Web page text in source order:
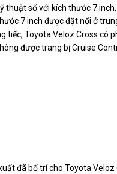
thuật số với kích thước 7
7 inch được đặt nổi ở
tiếc, Toyota Veloz Cross có
được trang bị Cruise
đã bố trí cho Toyota Veloz